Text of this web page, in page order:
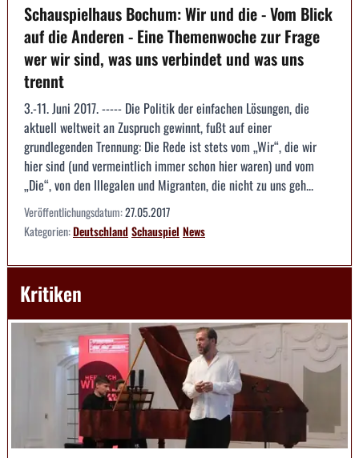
Schauspielhaus Bochum: Wir und die - Vom Blick
auf die Anderen - Eine Themenwoche zur Frage
wer wir sind, was uns verbindet und was uns
trennt
3.-11. Juni 2017. ----- Die Politik der einfachen Lösungen, die
aktuell weltweit an Zuspruch gewinnt, fußt auf einer
grundlegenden Trennung: Die Rede ist stets vom „Wir“, die wir
hier sind (und vermeintlich immer schon hier waren) und vom
„Die“, von den Illegalen und Migranten, die nicht zu uns geh...
Veröffentlichungsdatum:27.05.2017
Kategorien:DeutschlandSchauspiel News
Kritiken